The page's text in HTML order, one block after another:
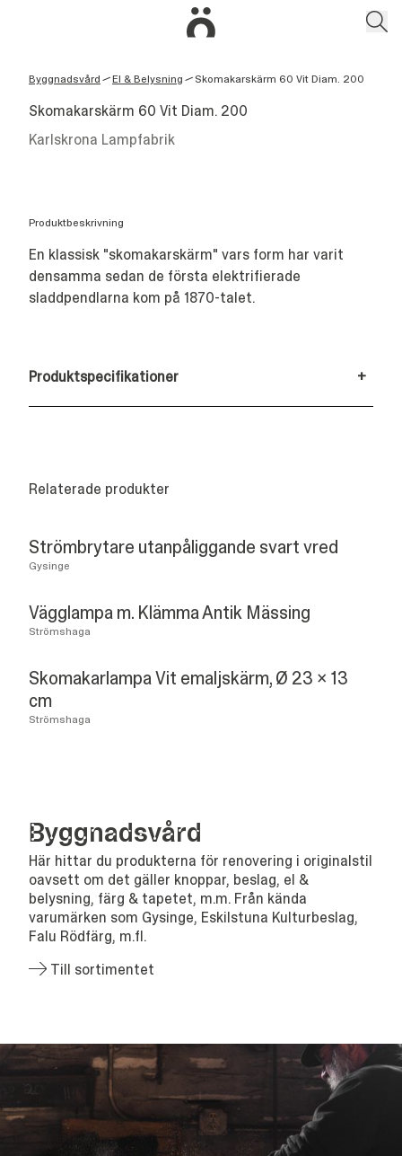
Byggnadsvård /El & Belysning / Skomakarskärm 60 Vit Diam. 200
Skomakarskärm 60 Vit Diam. 200
Karlskrona Lampfabrik
Produktbeskrivning
En klassisk "skomakarskärm" vars form har varit
densamma sedan de första elektrifierade
sladdpendlarna kom på 1870-talet.
Produktspecifikationer +
Relaterade produkter
Strömbrytare utanpåliggande svart vred
Gysinge
Vägglampa m. Klämma Antik Mässing
Strömshaga
Skomakarlampa Vit emaljskärm, Ø 23 x 13
cm
Strömshaga
Bygg­nads­vård
Här hittar du produkterna för renovering i originalstil
oavsett om det gäller knoppar, beslag, el &
belysning, färg & tapetet, m.m. Från kända
varumärken som Gysinge, Eskilstuna Kulturbeslag,
Falu Rödfärg, m.fl.
Till sortimentet